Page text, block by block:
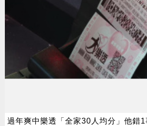
過年爽中樂透「全家30人均分」他錯